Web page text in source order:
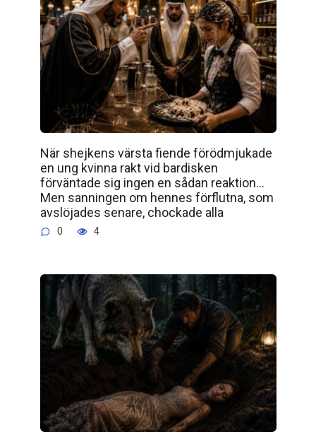
När shejkens värsta fiende förödmjukade
en ung kvinna rakt vid bardisken
förväntade sig ingen en sådan reaktion…
Men sanningen om hennes förflutna, som
avslöjades senare, chockade alla
0 4